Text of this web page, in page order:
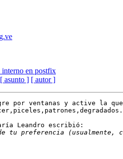
en postfix
[ asunto ] [ autor ]
por ventanas y active la que
Leandro escribió: